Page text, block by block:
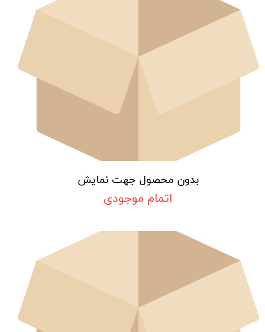
بدون محصول جهت نمایش
اتمام موجودی